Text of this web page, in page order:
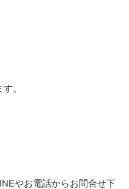
。
やお電話からお問合せ下